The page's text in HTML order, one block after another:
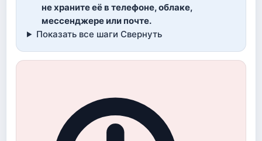
не храните её в телефоне, облаке,
мессенджере или почте.
Показать все шаги Свернуть